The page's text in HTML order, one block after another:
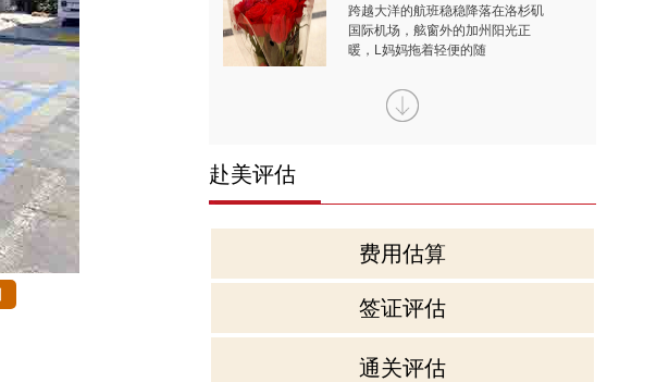
跨越大洋的航班稳稳降落在洛杉矶
国际机场，舷窗外的加州阳光正
暖，L妈妈拖着轻便的随
赴美生子|带着L妈妈去产
赴美生子|月子炖补
赴美生子后，每一份用心准备的炖
管家已协助Z妈妈办妥出院手续，从
赴美评估
费用估算
签证评估
通关评估